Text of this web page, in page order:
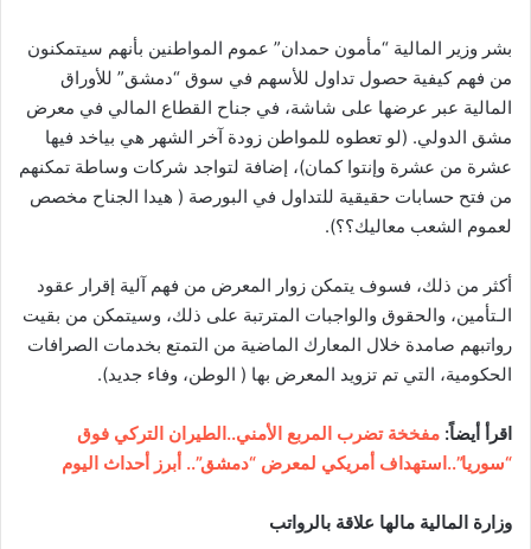
بشر وزير المالية “مأمون حمدان” عموم المواطنين بأنهم سيتمكنون
من فهم كيفية حصول تداول للأسهم في سوق “دمشق” للأوراق
المالية عبر عرضها على شاشة، في جناح القطاع المالي في معرض
مشق الدولي. (لو تعطوه للمواطن زودة آخر الشهر هي بياخد فيها
عشرة من عشرة وإنتوا كمان)، إضافة لتواجد شركات وساطة تمكنهم
من فتح حسابات حقيقية للتداول في البورصة ( هيدا الجناح مخصص
لعموم الشعب معاليك؟؟).
أكثر من ذلك، فسوف يتمكن زوار المعرض من فهم آلية إقرار عقود
الـتأمين، والحقوق والواجبات المترتبة على ذلك، وسيتمكن من بقيت
رواتبهم صامدة خلال المعارك الماضية من التمتع بخدمات الصرافات
الحكومية، التي تم تزويد المعرض بها ( الوطن، وفاء جديد).
اقرأ أيضاً: مفخخة تضرب المربع الأمني..الطيران التركي فوق
“سوريا”..استهداف أمريكي لمعرض “دمشق”.. أبرز أحداث اليوم
وزارة المالية مالها علاقة بالرواتب